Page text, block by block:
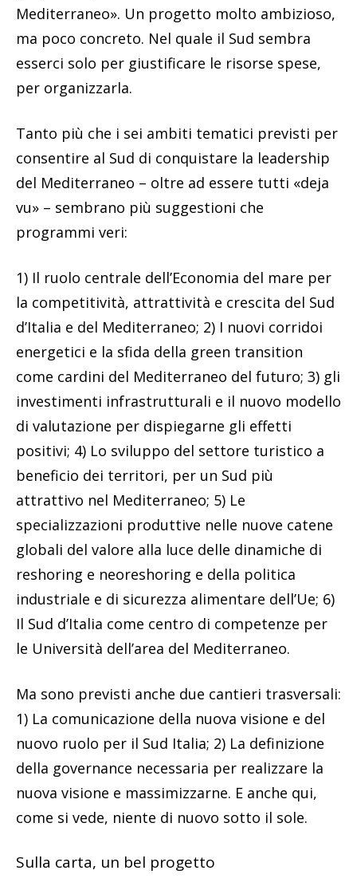
Mediterraneo». Un progetto molto ambizioso,
ma poco concreto. Nel quale il Sud sembra
esserci solo per giustificare le risorse spese,
per organizzarla.
Tanto più che i sei ambiti tematici previsti per
consentire al Sud di conquistare la leadership
del Mediterraneo – oltre ad essere tutti «deja
vu» – sembrano più suggestioni che
programmi veri:
1) Il ruolo centrale dell’Economia del mare per
la competitività, attrattività e crescita del Sud
d’Italia e del Mediterraneo; 2) I nuovi corridoi
energetici e la sfida della green transition
come cardini del Mediterraneo del futuro; 3) gli
investimenti infrastrutturali e il nuovo modello
di valutazione per dispiegarne gli effetti
positivi; 4) Lo sviluppo del settore turistico a
beneficio dei territori, per un Sud più
attrattivo nel Mediterraneo; 5) Le
specializzazioni produttive nelle nuove catene
globali del valore alla luce delle dinamiche di
reshoring e neoreshoring e della politica
industriale e di sicurezza alimentare dell’Ue; 6)
Il Sud d’Italia come centro di competenze per
le Università dell’area del Mediterraneo.
Ma sono previsti anche due cantieri trasversali:
1) La comunicazione della nuova visione e del
nuovo ruolo per il Sud Italia; 2) La definizione
della governance necessaria per realizzare la
nuova visione e massimizzarne. E anche qui,
come si vede, niente di nuovo sotto il sole.
Sulla carta, un bel progetto